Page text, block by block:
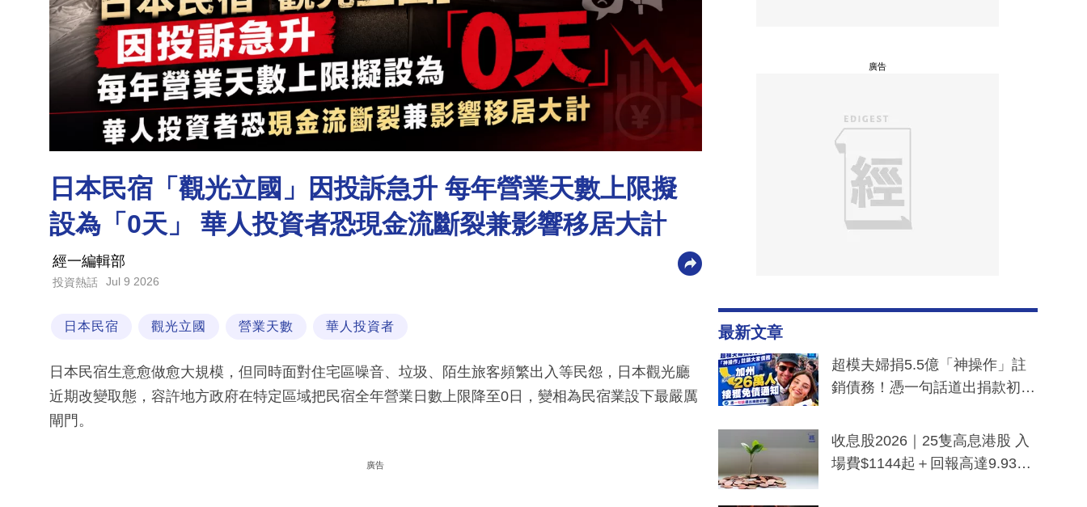
日本民宿「觀光立國」因投訴急升 每年營業天數上限擬
設為「0天」 華人投資者恐現金流斷裂兼影響移居大計
經一編輯部
投資熱話 Jul 9 2026
日本民宿 觀光立國 營業天數 華人投資者
日本民宿生意愈做愈大規模，但同時面對住宅區噪音、垃圾、陌生旅客頻繁出入等民怨，日本觀光廳
近期改變取態，容許地方政府在特定區域把民宿全年營業日數上限降至0日，變相為民宿業設下最嚴厲
閘門。
廣告
廣告
最新文章
超模夫婦捐5.5億「神操作」註
銷債務！憑一句話道出捐款初
一度被誤當詐騙手段
收息股2026｜25隻高息港股 入
場費$1144起＋回報高達9.93